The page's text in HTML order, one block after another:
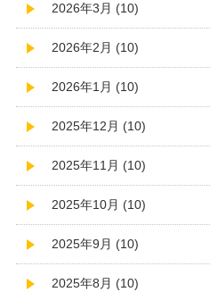
2026年3月 (10)
2026年2月 (10)
2026年1月 (10)
2025年12月 (10)
2025年11月 (10)
2025年10月 (10)
2025年9月 (10)
2025年8月 (10)